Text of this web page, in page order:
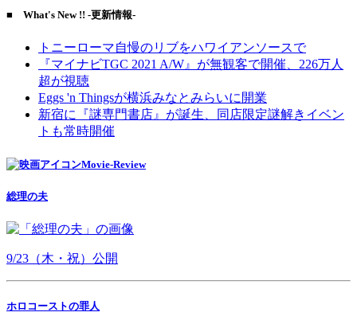
■ What's New !! -更新情報-
トニーローマ自慢のリブをハワイアンソースで
『マイナビTGC 2021 A/W』が無観客で開催、226万人
超が視聴
Eggs 'n Thingsが横浜みなとみらいに開業
新宿に『謎専門書店』が誕生、同店限定謎解きイベン
トも常時開催
Movie-Review
総理の夫
9/23（木・祝）公開
ホロコーストの罪人